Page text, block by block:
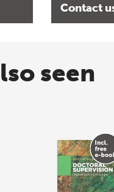
Contact
seen